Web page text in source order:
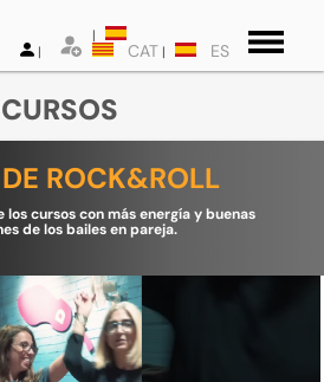
CAT ES
CURSOS
ROCK&ROLL
los cursos con más energía y buenas
de los bailes en pareja.